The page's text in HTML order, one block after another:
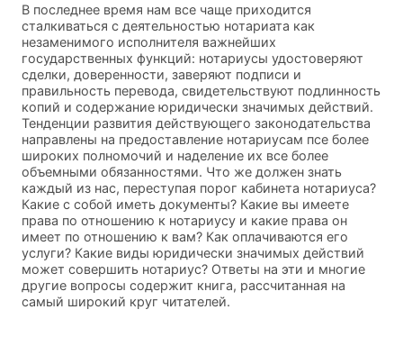
В последнее время нам все чаще приходится
сталкиваться с деятельностью нотариата как
незаменимого исполнителя важнейших
государственных функций: нотариусы удостоверяют
сделки, доверенности, заверяют подписи и
правильность перевода, свидетельствуют подлинность
копий и содержание юридически значимых действий.
Тенденции развития действующего законодательства
направлены на предоставление нотариусам псе более
широких полномочий и наделение их все более
объемными обязанностями. Что же должен знать
каждый из нас, переступая порог кабинета нотариуса?
Какие с собой иметь документы? Какие вы имеете
права по отношению к нотариусу и какие права он
имеет по отношению к вам? Как оплачиваются его
услуги? Какие виды юридически значимых действий
может совершить нотариус? Ответы на эти и многие
другие вопросы содержит книга, рассчитанная на
самый широкий круг читателей.